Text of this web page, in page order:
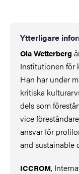
Ytterligare
Ola Wetterberg
Institutionen för
Han har under
kritiska
dels som
vice
ansvar för
and sustainable
ICCROM,